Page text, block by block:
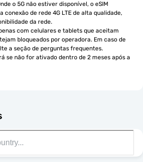
o 5G não estiver disponível, o eSIM
conexão de rede 4G LTE de alta qualidade,
da rede.
com celulares e tablets que aceitam
bloqueados por operadora. Em caso de
a seção de perguntas frequentes.
se não for ativado dentro de 2 meses após a